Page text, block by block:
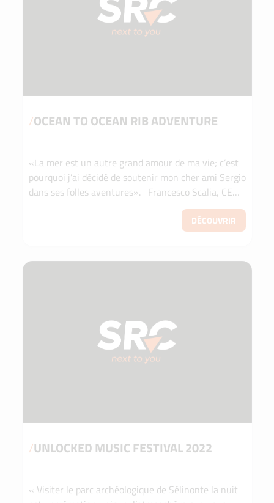
/OCEAN TO OCEAN RIB ADVENTURE
«La mer est un autre grand amour de ma vie; c’est
pourquoi j’ai décidé de soutenir mon cher ami Sergio
dans ses folles aventures». Francesco Scalia, CEO
de Sicily Rent Car Sergio Davì est un mari...
DÉCOUVRIR
/UNLOCKED MUSIC FESTIVAL 2022
« Visiter le parc archéologique de Sélinonte la nuit